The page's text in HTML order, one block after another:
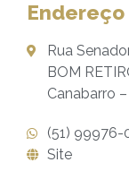
Endereço
Rua
BOM
Canabarro
(51) 99976-
Site